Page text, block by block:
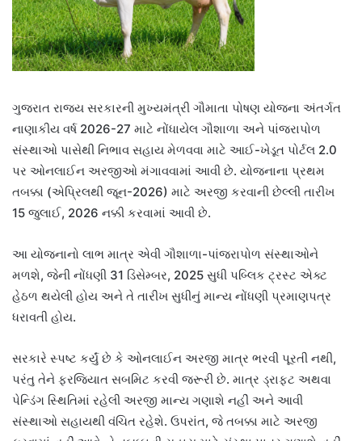
ગુજરાત રાજ્ય સરકારની મુખ્યમંત્રી ગૌમાતા પોષણ યોજના અંતર્ગત
નાણાકીય વર્ષ 2026-27 માટે નોંધાયેલ ગૌશાળા અને પાંજરાપોળ
સંસ્થાઓ પાસેથી નિભાવ સહાય મેળવવા માટે આઈ-ખેડૂત પોર્ટલ 2.0
પર ઓનલાઈન અરજીઓ મંગાવવામાં આવી છે. યોજનાના પ્રથમ
તબક્કા (એપ્રિલથી જૂન-2026) માટે અરજી કરવાની છેલ્લી તારીખ
15 જુલાઈ, 2026 નક્કી કરવામાં આવી છે.
આ યોજનાનો લાભ માત્ર એવી ગૌશાળા-પાંજરાપોળ સંસ્થાઓને
મળશે, જેની નોંધણી 31 ડિસેમ્બર, 2025 સુધી પબ્લિક ટ્રસ્ટ એક્ટ
હેઠળ થયેલી હોય અને તે તારીખ સુધીનું માન્ય નોંધણી પ્રમાણપત્ર
ધરાવતી હોય.
સરકારે સ્પષ્ટ કર્યું છે કે ઓનલાઈન અરજી માત્ર ભરવી પૂરતી નથી,
પરંતુ તેને ફરજિયાત સબમિટ કરવી જરૂરી છે. માત્ર ડ્રાફ્ટ અથવા
પેન્ડિંગ સ્થિતિમાં રહેલી અરજી માન્ય ગણાશે નહીં અને આવી
સંસ્થાઓ સહાયથી વંચિત રહેશે. ઉપરાંત, જે તબક્કા માટે અરજી